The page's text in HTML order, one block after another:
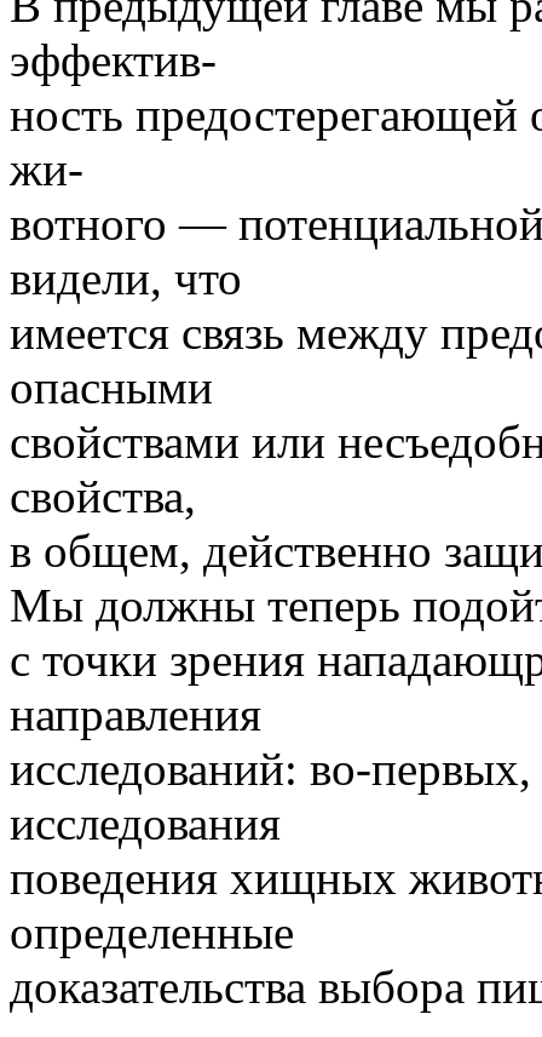
эффектив-
ность предостерегающей
жи-
вотного —
видели, что
имеется связь между
опасными
свойствами или
свойства,
в общем, действенно
Мы должны теперь
с точки зрения
направления
исследований: во-
исследования
поведения хищных
определенные
доказательства выбора